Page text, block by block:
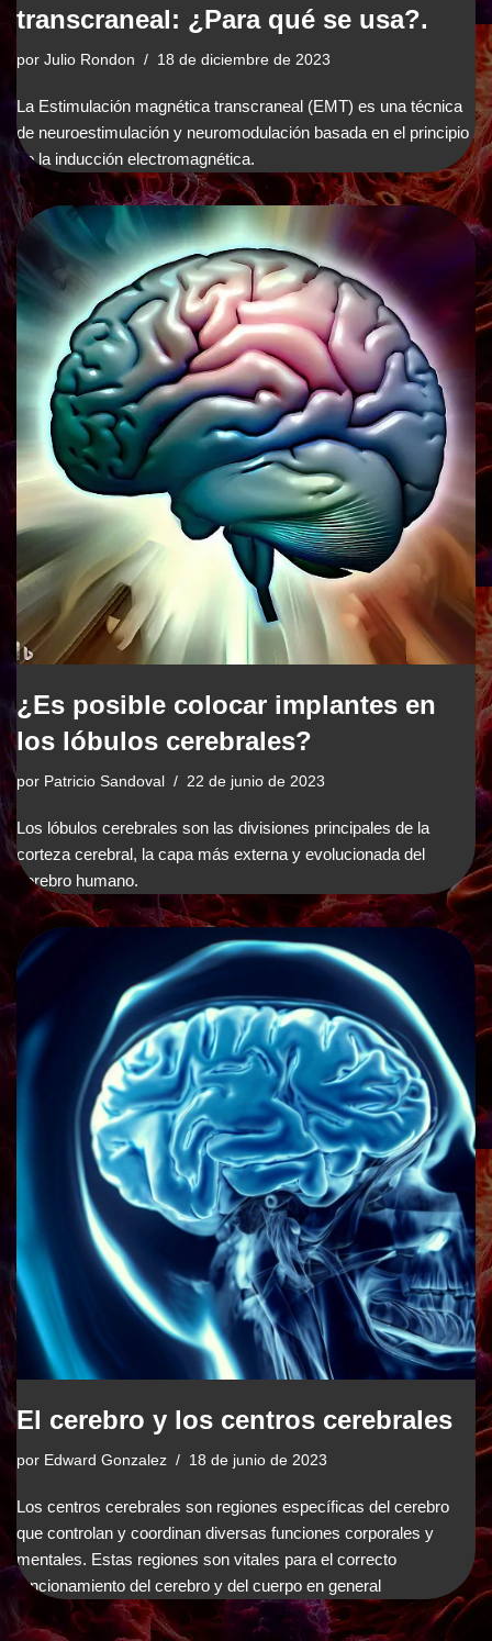
transcraneal: ¿Para qué se usa?.
por Julio Rondon 18 de diciembre de 2023
La Estimulación magnética transcraneal (EMT) es una técnica
de neuroestimulación y neuromodulación basada en el principio
de la inducción electromagnética.
¿Es posible colocar implantes en
los lóbulos cerebrales?
por Patricio Sandoval 22 de junio de 2023
Los lóbulos cerebrales son las divisiones principales de la
corteza cerebral, la capa más externa y evolucionada del
cerebro humano.
El cerebro y los centros cerebrales
por Edward Gonzalez 18 de junio de 2023
Los centros cerebrales son regiones específicas del cerebro
que controlan y coordinan diversas funciones corporales y
mentales. Estas regiones son vitales para el correcto
funcionamiento del cerebro y del cuerpo en general